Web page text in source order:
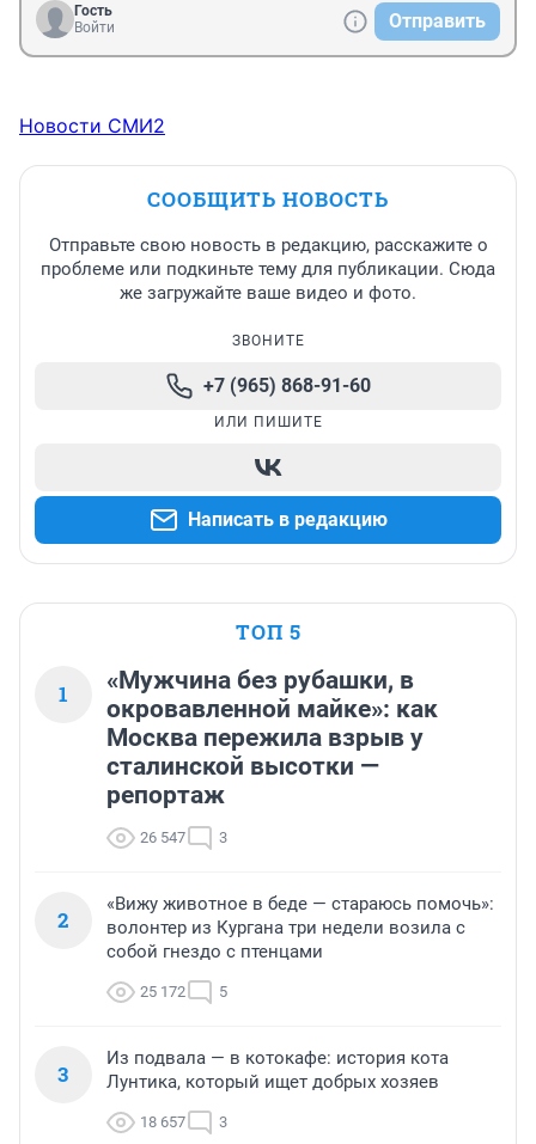
Гость
Войти
Отправить
Новости СМИ2
СООБЩИТЬ НОВОСТЬ
Отправьте свою новость в редакцию, расскажите о
проблеме или подкиньте тему для публикации. Сюда
же загружайте ваше видео и фото.
ЗВОНИТЕ
+7 (965) 868-91-60
ИЛИ ПИШИТЕ
Написать в редакцию
ТОП 5
1
«Мужчина без рубашки, в
окровавленной майке»: как
Москва пережила взрыв у
сталинской высотки —
репортаж
26 547 3
2
«Вижу животное в беде — стараюсь помочь»:
волонтер из Кургана три недели возила с
собой гнездо с птенцами
25 172 5
3
Из подвала — в котокафе: история кота
Лунтика, который ищет добрых хозяев
18 657 3